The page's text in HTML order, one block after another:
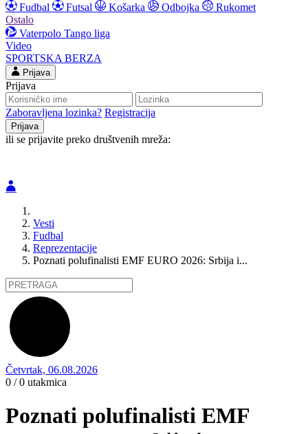
Fudbal
Futsal Košarka Odbojka
Rukomet
Ostalo
Vaterpolo Tango liga
Video
SPORTSKA BERZA
Prijava
Prijava
Zaboravljena lozinka? Registracija
ili se prijavite preko društvenih mreža:
Vesti
Fudbal
Reprezentacije
Poznati polufinalisti EMF EURO 2026: Srbija i...
Četvrtak, 06.08.2026
0 / 0 utakmica
Poznati polufinalisti EMF